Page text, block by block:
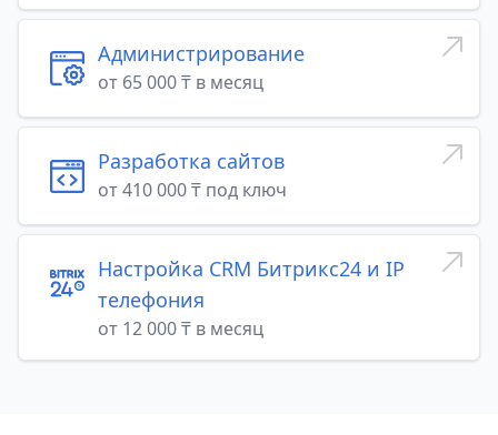
Администрирование
от 65 000 ₸ в месяц
Разработка сайтов
от 410 000 ₸ под ключ
Настройка CRM Битрикс24 и IP
телефония
от 12 000 ₸ в месяц